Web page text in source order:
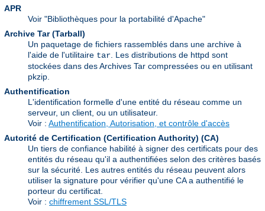
APR
Voir "Bibliothèques pour la portabilité d'Apache"
Archive Tar (Tarball)
Un paquetage de fichiers rassemblés dans une archive à
l'aide de l'utilitaire tar . Les distributions de httpd sont
stockées dans des Archives Tar compressées ou en utilisant
pkzip.
Authentification
L'identification formelle d'une entité du réseau comme un
serveur, un client, ou un utilisateur.
Voir : Authentification, Autorisation, et contrôle d'accès
Autorité de Certification (Certification Authority) (CA)
Un tiers de confiance habilité à signer des certificats pour des
entités du réseau qu'il a authentifiées selon des critères basés
sur la sécurité. Les autres entités du réseau peuvent alors
utiliser la signature pour vérifier qu'une CA a authentifié le
porteur du certificat.
Voir : chiffrement SSL/TLS